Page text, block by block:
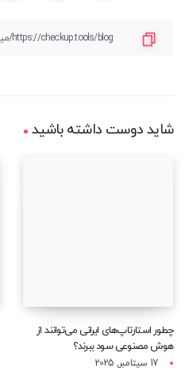
شاید دوست داشته باشید
چطور استارتاپ‌های ایرانی می‌توانند از
هوش مصنوعی سود ببرند؟
17 سپتامبر, 2025